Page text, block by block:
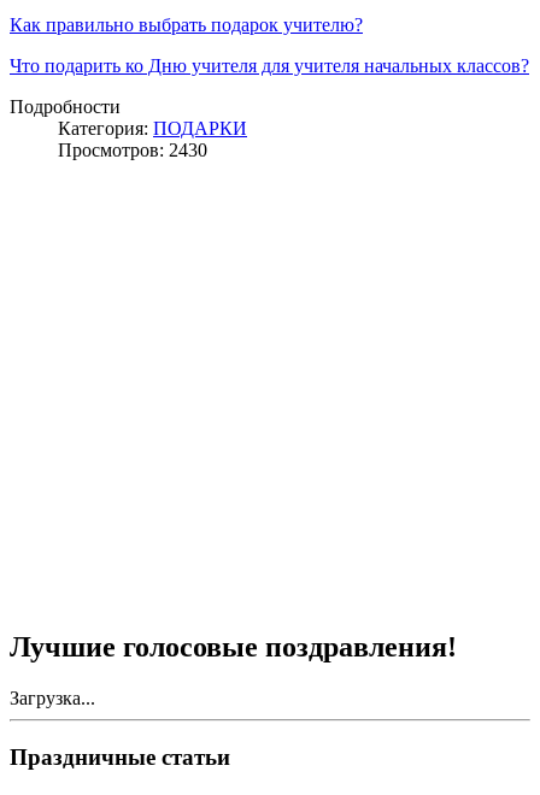
Как правильно выбрать подарок учителю?
Что подарить ко Дню учителя для учителя начальных классов?
Подробности
Категория: ПОДАРКИ
Просмотров: 2430
Лучшие голосовые поздравления!
Загрузка...
Праздничные статьи